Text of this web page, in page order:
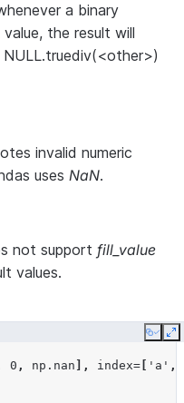
a binary
the result will
NULL.truediv(<other>)
invalid numeric
uses NaN.
not support fill_value
values.
Copy
0 , np . nan ], index= 'a' ,